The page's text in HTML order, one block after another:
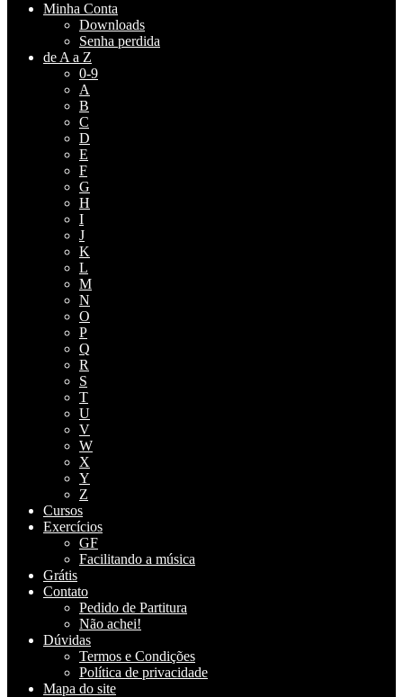
Minha Conta
Downloads
Senha perdida
de A a Z
0-9
A
B
C
D
E
F
G
H
I
J
K
L
M
N
O
P
Q
R
S
T
U
V
W
X
Y
Z
Cursos
Exercícios
GF
Facilitando a música
Grátis
Contato
Pedido de Partitura
Não achei!
Dúvidas
Termos e Condições
Política de privacidade
Mapa do site